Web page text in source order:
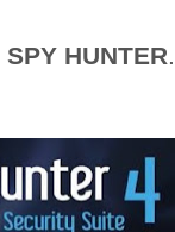
SPY HUNTER.